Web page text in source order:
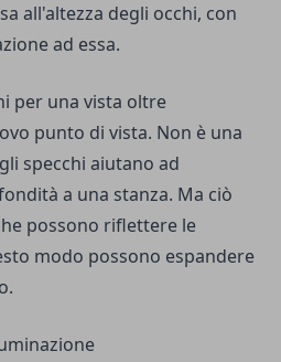
all'altezza degli occhi, con
ad essa.
per una vista oltre
punto di vista. Non è una
specchi aiutano ad
a una stanza. Ma ciò
possono riflettere le
modo possono espandere